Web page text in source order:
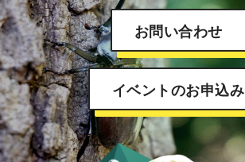
お問い合わせ
イベントのお申込み